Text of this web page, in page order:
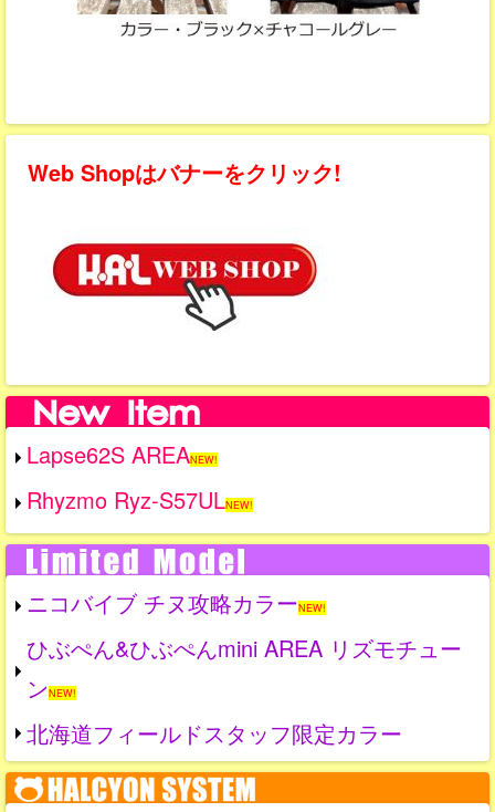
Web Shopはバナーをクリック!
Lapse62S AREANEW!
Rhyzmo Ryz-S57ULNEW!
ニコバイブ チヌ攻略カラーNEW!
ひぶぺん&ひぶぺんmini AREA リズモチュー
ンNEW!
北海道フィールドスタッフ限定カラー